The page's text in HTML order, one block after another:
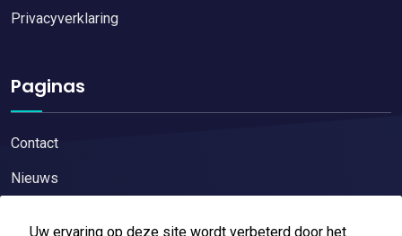
Uw ervaring op deze site wordt verbeterd door het
Privacyverklaring
Paginas
Contact
Nieuws